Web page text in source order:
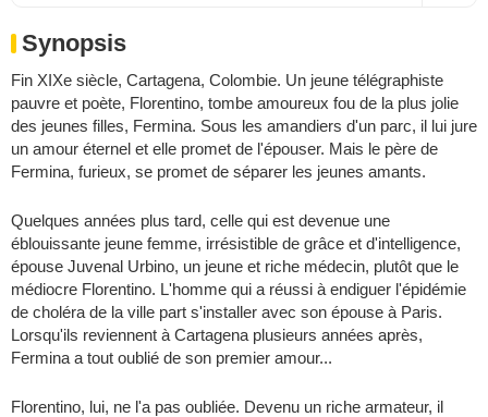
Synopsis
Fin XIXe siècle, Cartagena, Colombie. Un jeune télégraphiste
pauvre et poète, Florentino, tombe amoureux fou de la plus jolie
des jeunes filles, Fermina. Sous les amandiers d'un parc, il lui jure
un amour éternel et elle promet de l'épouser. Mais le père de
Fermina, furieux, se promet de séparer les jeunes amants.
Quelques années plus tard, celle qui est devenue une
éblouissante jeune femme, irrésistible de grâce et d'intelligence,
épouse Juvenal Urbino, un jeune et riche médecin, plutôt que le
médiocre Florentino. L'homme qui a réussi à endiguer l'épidémie
de choléra de la ville part s'installer avec son épouse à Paris.
Lorsqu'ils reviennent à Cartagena plusieurs années après,
Fermina a tout oublié de son premier amour...
Florentino, lui, ne l'a pas oubliée. Devenu un riche armateur, il